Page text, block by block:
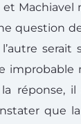
Machiavel
question
serait
improbable
la réponse,
que